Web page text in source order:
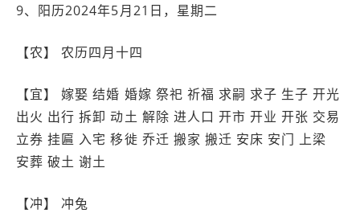
9、阳历2024年5月21日，星期二
【农】 农历四月十四
【宜】 嫁娶 结婚 婚嫁 祭祀 祈福 求嗣 求子 生子 开光
出火 出行 拆卸 动土 解除 进人口 开市 开业 开张 交易
立券 挂匾 入宅 移徙 乔迁 搬家 搬迁 安床 安门 上梁
安葬 破土 谢土
【冲】 冲兔